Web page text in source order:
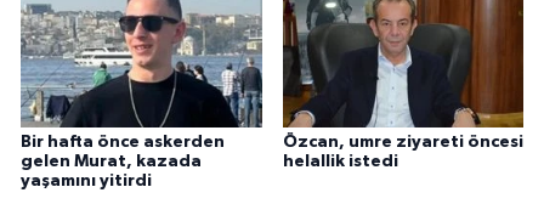
Bir hafta önce askerden
gelen Murat, kazada
yaşamını yitirdi
Özcan, umre ziyareti öncesi
helallik istedi